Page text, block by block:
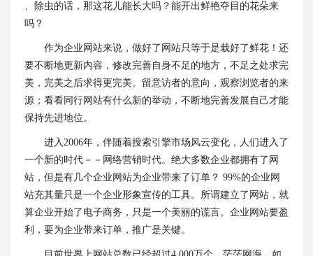
、除虫的话，那这花儿能长大吗？能开出鲜艳夺目的花朵来
吗？
作为企业网站来说，做好了网站只等于是栽好了鲜花！还
要不断地更新内容，修改完善自身不足的地方，不足之处求完
美，完美之后求得更完美。留意访者的意向，观察浏览者的来
源；看看同行网站有什么新的举动，不断地完善发展自己才能
保持先进地位。
进入2006年，伴随着搜索引擎市场风云变化，人们进入了
一个新的时代－－网络营销时代。绝大多数企业都拥有了网
站，但是有几个企业网站为企业带来了订单？ 99%的企业网
站充其量只是一个企业形象宣传的工具。所谓建立了网站，就
算企业开始了电子商务，只是一个美丽的谎言。企业网站要盈
利，要为企业带来订单，推广是关键。